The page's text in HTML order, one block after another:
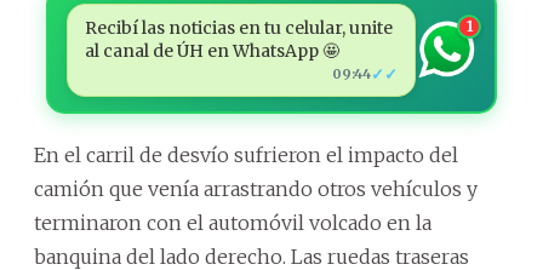
Recibí las noticias en tu celular, unite
al canal de ÚH en WhatsApp 🤩
09:44✓✓
1
En el carril de desvío sufrieron el impacto del
camión que venía arrastrando otros vehículos y
terminaron con el automóvil volcado en la
banquina del lado derecho. Las ruedas traseras